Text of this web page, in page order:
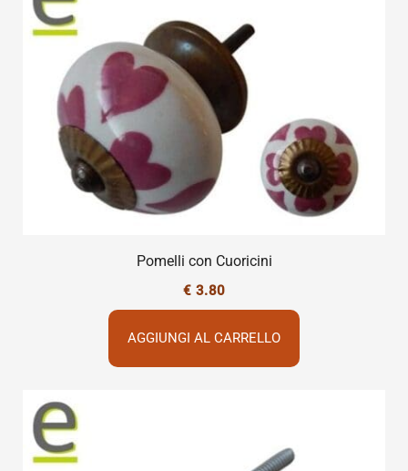
Pomelli con Cuoricini
€ 3.80
AGGIUNGI AL CARRELLO